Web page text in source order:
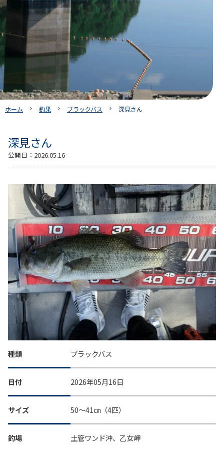
ホーム 釣果 ブラックバス 深見さん
深見さん
公開日： 2026.05.16
種類 ブラックバス
日付 2026年05月16日
サイズ 50～41㎝（4匹）
釣場 土管ワンド沖、乙女岬